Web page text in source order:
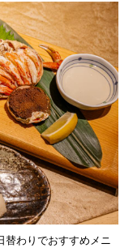
替わりでおすすめメニ